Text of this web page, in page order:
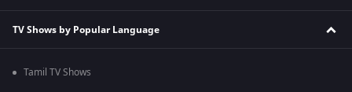
TV Shows by Popular Language
Tamil TV Shows